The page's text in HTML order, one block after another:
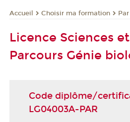
Accueil Choisir ma formation
Licence Sciences
Parcours Génie
Code diplôme/
LG04003A-PAR